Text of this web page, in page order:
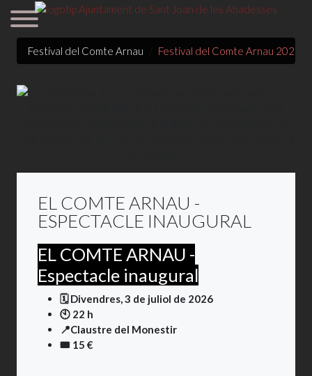
Festival del Comte Arnau Festival del Comte Arnau 2026
EL COMTE ARNAU -
ESPECTACLE INAUGURAL
EL COMTE ARNAU -
Espectacle inaugural
🗓️ Divendres,3 de juliol de 2026
🕙 22 h
📍Claustre del Monestir
🎟️ 15 €